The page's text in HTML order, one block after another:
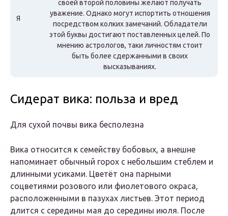
Я
своей второй половины желают получать
уважение. Однако могут испортить отношения
посредством колких замечаний. Обладатели
этой буквы достигают поставленных целей. По
мнению астрологов, таки личностям стоит
быть более сдержанными в своих
высказываниях.
Сидерат вика: польза и вред
Для сухой почвы вика бесполезна
Вика относится к семейству бобовых, а внешне
напоминает обычный горох с небольшим стеблем и
длинными усиками. Цветёт она парными
соцветиями розового или фиолетового окраса,
расположенными в пазухах листьев. Этот период
длится с середины мая до середины июля. После